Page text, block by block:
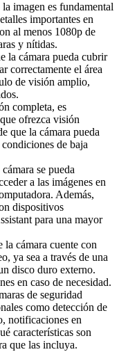
imagen es fundamental
importantes en
al menos 1080p de
y nítidas.
la cámara pueda cubrir
correctamente el área
de visión amplio,
completa, es
ofrezca visión
que la cámara pueda
de baja
se pueda
a las imágenes en
Además,
dispositivos
para una mayor
la cámara cuente con
ya sea a través de una
disco duro externo.
en caso de necesidad.
de seguridad
como detección de
notificaciones en
características son
que las incluya.